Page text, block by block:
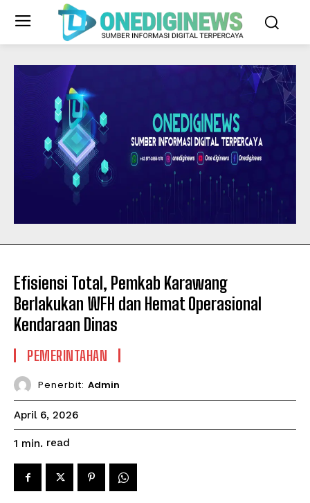
Efisiensi Total, Pemkab Karawang
Berlakukan WFH dan Hemat Operasional
Kendaraan Dinas
PEMERINTAHAN
Penerbit: Admin
April 6, 2026
1 min. read